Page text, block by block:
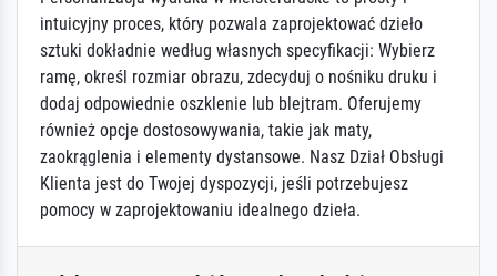
intuicyjny proces, który pozwala zaprojektować dzieło
sztuki dokładnie według własnych specyfikacji: Wybierz
ramę, określ rozmiar obrazu, zdecyduj o nośniku druku i
dodaj odpowiednie oszklenie lub blejtram. Oferujemy
również opcje dostosowywania, takie jak maty,
zaokrąglenia i elementy dystansowe. Nasz Dział Obsługi
Klienta jest do Twojej dyspozycji, jeśli potrzebujesz
pomocy w zaprojektowaniu idealnego dzieła.